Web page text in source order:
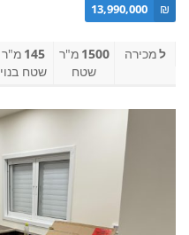
₪
13,990,000
למכירה 1500 מ"ר
שטח
145 מ"ר
שטח בנוי